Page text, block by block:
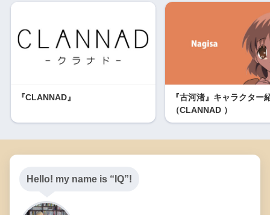
『CLANNAD』
『古河渚』キャラクター
（CLANNAD ）
Hello! my name is “IQ”!